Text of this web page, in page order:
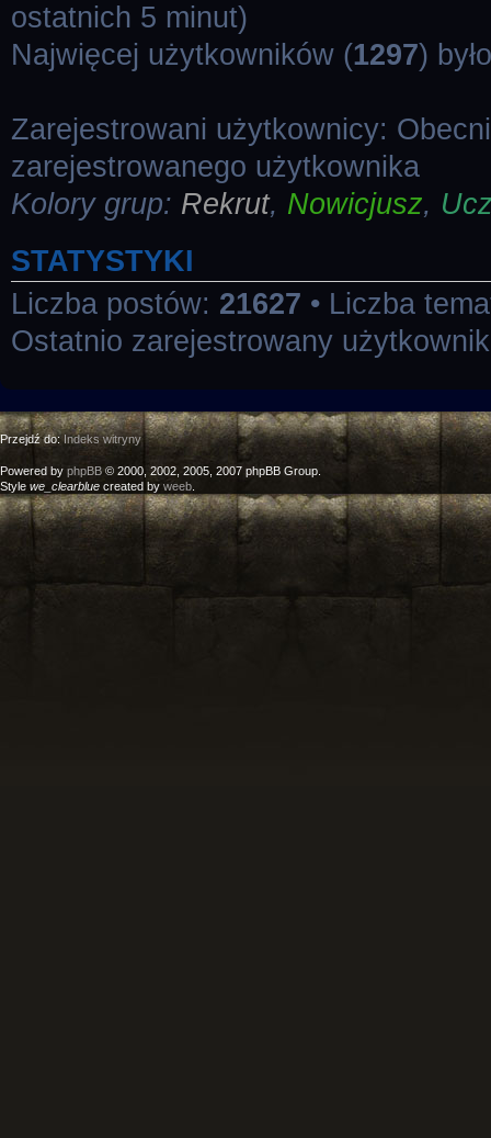
ostatnich 5 minut)
Najwięcej użytkowników (1297)
Zarejestrowani użytkownicy:
zarejestrowanego użytkownika
Kolory grup: Rekrut, Nowicjusz,
STATYSTYKI
Liczba postów: 21627 • Liczba
Ostatnio zarejestrowany
Przejdź do:Indeks witryny
Powered by phpBB © 2000, 2002, 2005, 2007 phpBB Group.
Style we_clearblue created by weeb